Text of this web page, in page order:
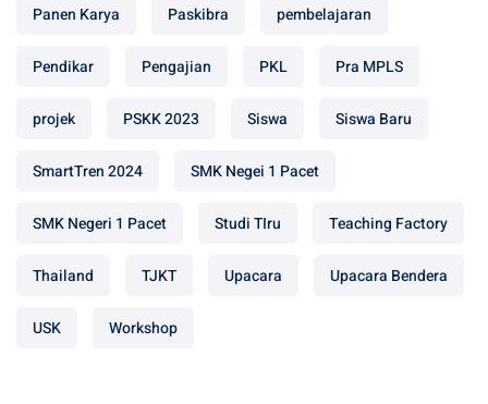
Panen Karya Paskibra pembelajaran
Pendikar Pengajian PKL Pra MPLS
projek PSKK 2023 Siswa Siswa Baru
SmartTren 2024 SMK Negei 1 Pacet
SMK Negeri 1 Pacet Studi TIru Teaching Factory
Thailand TJKT Upacara Upacara Bendera
USK Workshop